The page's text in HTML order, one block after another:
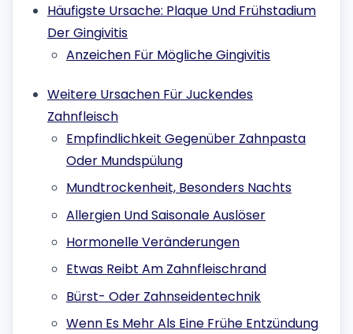
Häufigste Ursache: Plaque Und Frühstadium
Der Gingivitis
Anzeichen Für Mögliche Gingivitis
Weitere Ursachen Für Juckendes
Zahnfleisch
Empfindlichkeit Gegenüber Zahnpasta
Oder Mundspülung
Mundtrockenheit, Besonders Nachts
Allergien Und Saisonale Auslöser
Hormonelle Veränderungen
Etwas Reibt Am Zahnfleischrand
Bürst- Oder Zahnseidentechnik
Wenn Es Mehr Als Eine Frühe Entzündung